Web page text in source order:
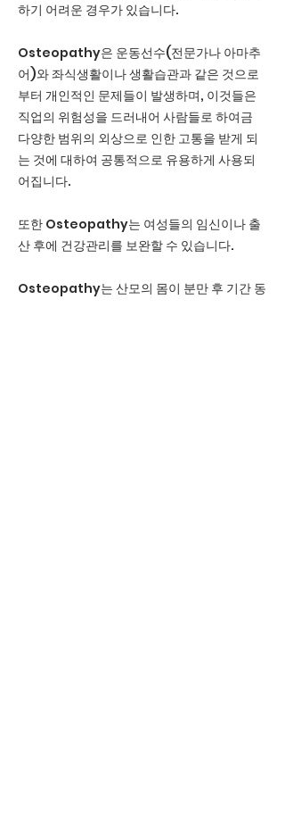
하기 어려운 경우가 있습니다.
Osteopathy은 운동선수(전문가나 아마추
어)와 좌식생활이나 생활습관과 같은 것으로
부터 개인적인 문제들이 발생하며, 이것들은
직업의 위험성을 드러내어 사람들로 하여금
다양한 범위의 외상으로 인한 고통을 받게 되
는 것에 대하여 공통적으로 유용하게 사용되
어집니다.
또한 Osteopathy는 여성들의 임신이나 출
산 후에 건강관리를 보완할 수 있습니다.
Osteopathy는 산모의 몸이 분만 후 기간 동